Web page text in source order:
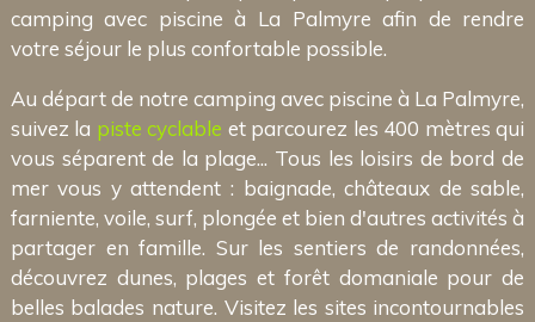
camping avec piscine à La Palmyre afin de rendre
votre séjour le plus confortable possible.
Au départ de notre camping avec piscine à La Palmyre,
suivez la piste cyclable et parcourez les 400 mètres qui
vous séparent de la plage... Tous les loisirs de bord de
mer vous y attendent : baignade, châteaux de sable,
farniente, voile, surf, plongée et bien d'autres activités à
partager en famille. Sur les sentiers de randonnées,
découvrez dunes, plages et forêt domaniale pour de
belles balades nature. Visitez les sites incontournables